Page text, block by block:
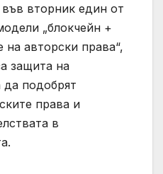
вторник един от
„блокчейн +
авторски права“,
защита на
да подобрят
права и
в